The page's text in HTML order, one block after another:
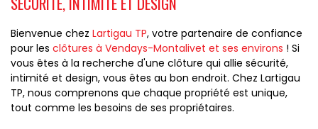
Bienvenue chez Lartigau TP, votre partenaire de confiance
pour les clôtures à Vendays-Montalivet et ses environs ! Si
vous êtes à la recherche d'une clôture qui allie sécurité,
intimité et design, vous êtes au bon endroit. Chez Lartigau
TP, nous comprenons que chaque propriété est unique,
tout comme les besoins de ses propriétaires.